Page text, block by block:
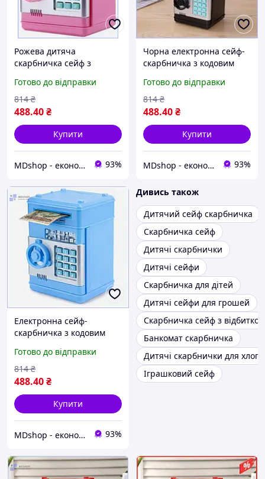
Рожева дитяча
скарбничка сейф з
грошей електронний
пристрій для збереження
купюр МШоп1
Готово до відправки
488.40₴
814 ₴
Купити
MDshop - економія поруч 93%
Чорна електронна сейф-
скарбничка з кодовим
паперових грошей та
дитячих монет МШоп1
Готово до відправки
488.40₴
814 ₴
Купити
MDshop - економія поруч 93%
Електронна сейф-
скарбничка з кодовим
сейф з пристроєм для
купюр МШоп1
Готово до відправки
488.40₴
814 ₴
Купити
MDshop - економія поруч 93%
Дивись також
Дитячий сейф скарбничка
Скарбничка сейф
Дитячі скарбнички
Дитячі сейфи
Скарбничка для дітей
Дитячі сейфи для грошей
Скарбничка сейф з
Банкомат скарбничка
Дитячі скарбнички для
Іграшковий сейф